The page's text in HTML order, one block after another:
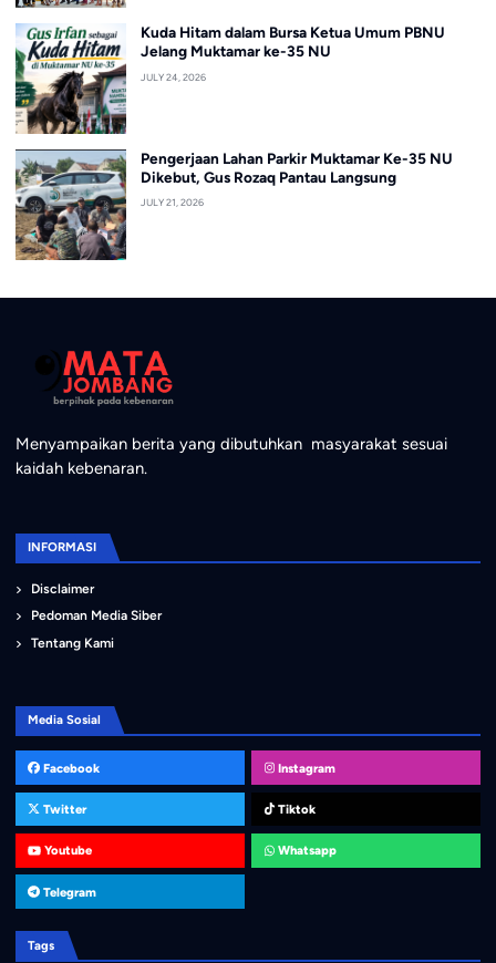
Kuda Hitam dalam Bursa Ketua Umum PBNU
Jelang Muktamar ke-35 NU
JULY 24, 2026
Pengerjaan Lahan Parkir Muktamar Ke-35 NU
Dikebut, Gus Rozaq Pantau Langsung
JULY 21, 2026
Menyampaikan berita yang dibutuhkan masyarakat sesuai
kaidah kebenaran.
INFORMASI
Disclaimer
Pedoman Media Siber
Tentang Kami
Media Sosial
Facebook Instagram
Twitter Tiktok
Youtube Whatsapp
Telegram
Tags